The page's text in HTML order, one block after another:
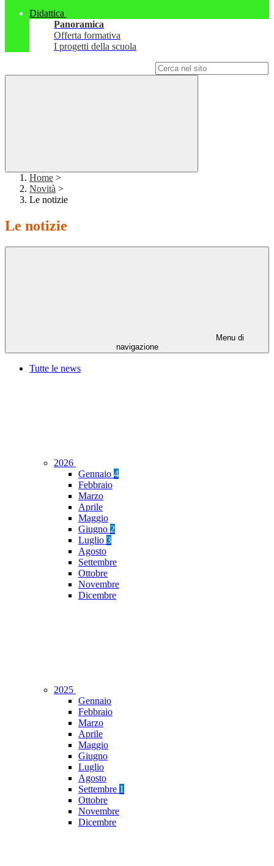
Didattica
Panoramica
Offerta formativa
I progetti della scuola
Home >
Novità >
Le notizie
Le notizie
Menu di
navigazione
Tutte le news
2026
Gennaio 4
Febbraio
Marzo
Aprile
Maggio
Giugno 2
Luglio 3
Agosto
Settembre
Ottobre
Novembre
Dicembre
2025
Gennaio
Febbraio
Marzo
Aprile
Maggio
Giugno
Luglio
Agosto
Settembre 1
Ottobre
Novembre
Dicembre